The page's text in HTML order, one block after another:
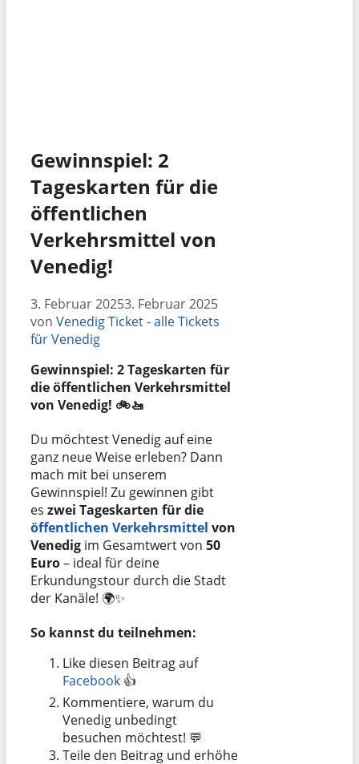
Gewinnspiel: 2
Tageskarten für die
öffentlichen
Verkehrsmittel von
Venedig!
3. Februar 20253. Februar 2025
von Venedig Ticket - alle Tickets
für Venedig
Gewinnspiel: 2 Tageskarten für
die öffentlichen Verkehrsmittel
von Venedig! 🚲🚤
Du möchtest Venedig auf eine
ganz neue Weise erleben? Dann
mach mit bei unserem
Gewinnspiel! Zu gewinnen gibt
es zwei Tageskarten für die
öffentlichen Verkehrsmittel von
Venedig im Gesamtwert von 50
Euro– ideal für deine
Erkundungstour durch die Stadt
der Kanäle! 🌍✨
So kannst du teilnehmen:
Like diesen Beitrag auf
Facebook 👍
Kommentiere, warum du
Venedig unbedingt
besuchen möchtest! 💬
Teile den Beitrag und erhöhe